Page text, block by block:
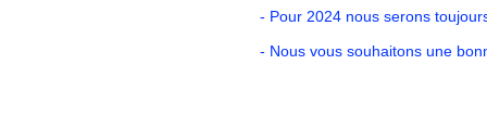
- Pour 2024 nous serons
- Nous vous souhaitons une